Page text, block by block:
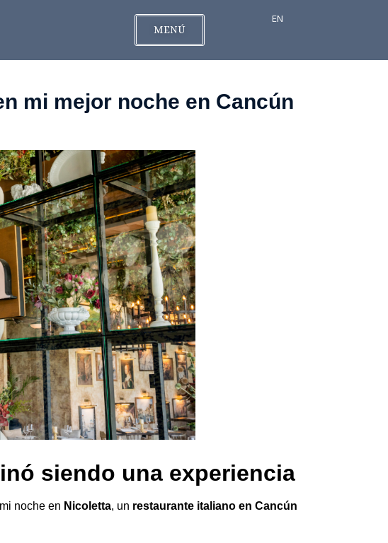
MENÚ
EN
mi mejor noche en Cancún
siendo una experiencia
noche en Nicoletta, un restaurante italiano en Cancún